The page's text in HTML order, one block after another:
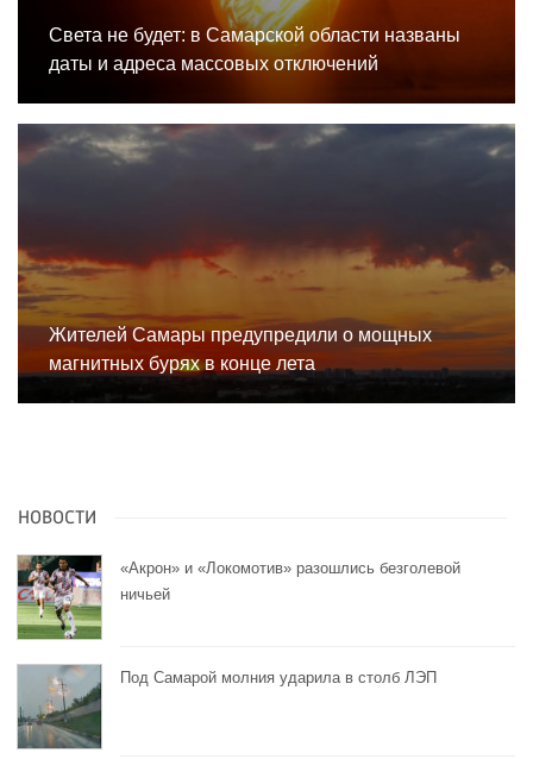
Света не будет: в Самарской области названы
даты и адреса массовых отключений
Жителей Самары предупредили о мощных
магнитных бурях в конце лета
НОВОСТИ
«Акрон» и «Локомотив» разошлись безголевой
ничьей
Под Самарой молния ударила в столб ЛЭП